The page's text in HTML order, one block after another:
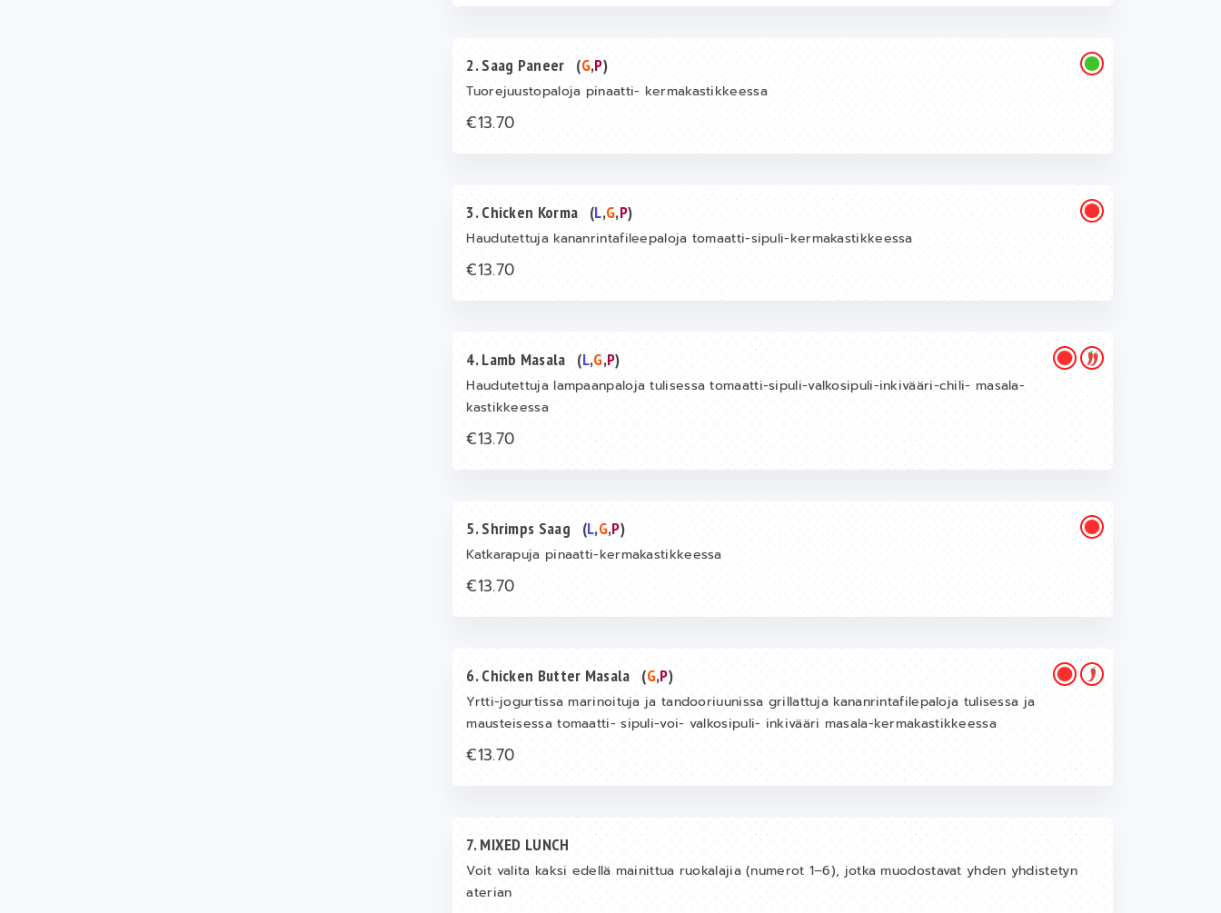
2. Saag Paneer(G,P)
Tuorejuustopaloja pinaatti- kermakastikkeessa
€13.70
3. Chicken Korma (L,G,P)
Haudutettuja kananrintafileepaloja tomaatti-sipuli-kermakastikkeessa
€13.70
4. Lamb Masala (L,G,P)
Haudutettuja lampaanpaloja tulisessa tomaatti-sipuli-valkosipuli-inkivääri-chili- masala-
kastikkeessa
€13.70
5. Shrimps Saag (L,G,P)
Katkarapuja pinaatti-kermakastikkeessa
€13.70
6. Chicken Butter Masala(G,P)
Yrtti-jogurtissa marinoituja ja tandooriuunissa grillattuja kananrintafilepaloja tulisessa ja
mausteisessa tomaatti- sipuli-voi- valkosipuli- inkivääri masala-kermakastikkeessa
€13.70
7. MIXED LUNCH
Voit valita kaksi edellä mainittua ruokalajia (numerot 1–6), jotka muodostavat yhden yhdistetyn
aterian